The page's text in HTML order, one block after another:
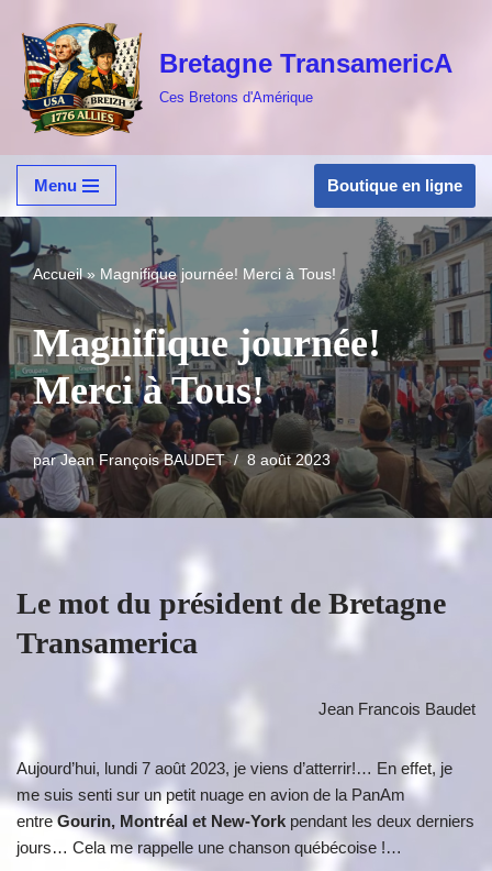
Aller
au
contenu
Bretagne TransamericA
Ces Bretons d'Amérique
Menu Boutique en ligne
Accueil» Magnifique journée! Merci à Tous!
Magnifique journée!
Merci à Tous!
parJean François BAUDET 8 août 2023
Le mot du président de Bretagne
Transamerica
Jean Francois Baudet
Aujourd’hui, lundi 7 août 2023, je viens d’atterrir!… En effet, je
me suis senti sur un petit nuage en avion de la PanAm
entreGourin, Montréal et New-York pendant les deux derniers
jours… Cela me rappelle une chanson québécoise !…